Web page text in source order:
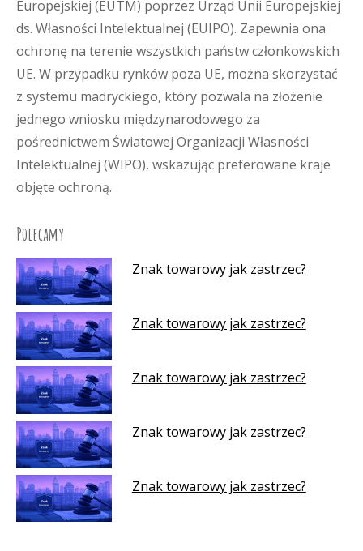
Europejskiej (EUTM) poprzez Urząd Unii Europejskiej
ds. Własności Intelektualnej (EUIPO). Zapewnia ona
ochronę na terenie wszystkich państw członkowskich
UE. W przypadku rynków poza UE, można skorzystać
z systemu madryckiego, który pozwala na złożenie
jednego wniosku międzynarodowego za
pośrednictwem Światowej Organizacji Własności
Intelektualnej (WIPO), wskazując preferowane kraje
objęte ochroną.
Polecamy
Znak towarowy jak zastrzec?
Znak towarowy jak zastrzec?
Znak towarowy jak zastrzec?
Znak towarowy jak zastrzec?
Znak towarowy jak zastrzec?